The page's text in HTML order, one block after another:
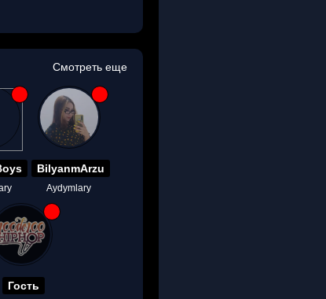
Смотреть еще
BilyanmArzu
Aydymlary
Гость